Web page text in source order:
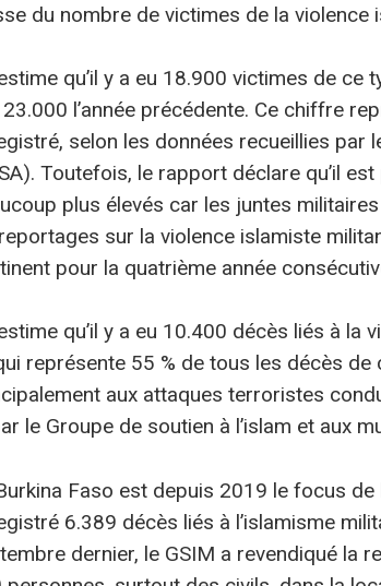
du nombre de victimes de la violence
qu’il y a eu 18.900 victimes de
23.000 l’année précédente. Ce chiffre
selon les données recueillies par
Toutefois, le rapport déclare qu’il
plus élevés car les juntes
sur la violence islamiste
pour la quatrième année
qu’il y a eu 10.400 décès liés à la
représente 55 % de tous les décès
aux attaques terroristes
le Groupe de soutien à l’islam et aux
Faso est depuis 2019 le focus
6.389 décès liés à l’islamisme
dernier, le GSIM a revendiqué la